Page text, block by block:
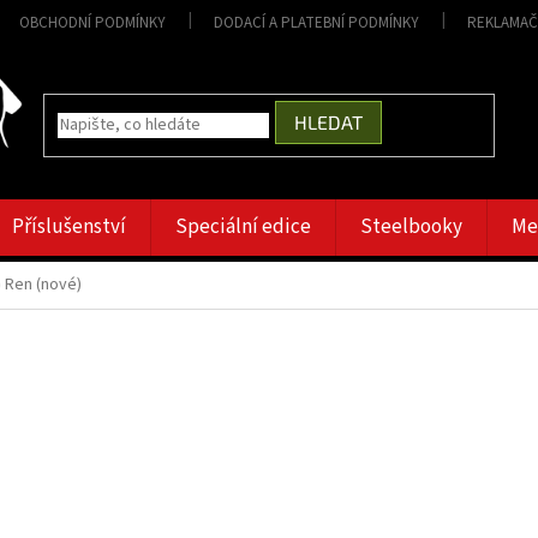
OBCHODNÍ PODMÍNKY DODACÍ A PLATEBNÍ PODMÍNKY
HLEDAT
Příslušenství Speciální edice Steelbooky
(nové)